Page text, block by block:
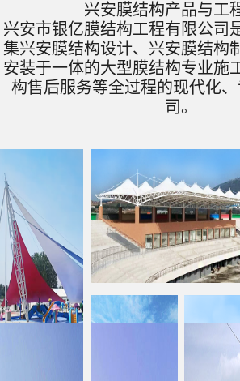
兴安膜结构产品与工
兴安市银亿膜结构工程有限公司
集兴安膜结构设计、兴安膜结构
安装于一体的大型膜结构专业施
构售后服务等全过程的现代化
司。